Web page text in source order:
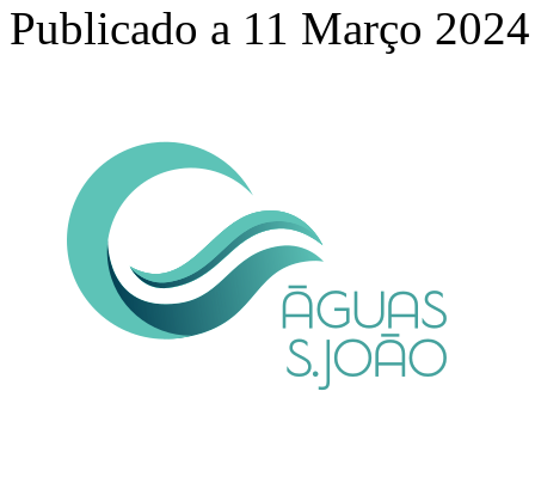
Publicado a 11 Março 2024